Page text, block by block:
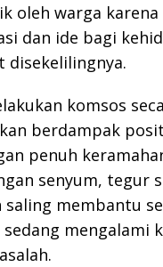
oleh warga
dan ide bagi
disekelilingnya.
komsos
berdampak
penuh
senyum, tegur
saling membantu
mengalami